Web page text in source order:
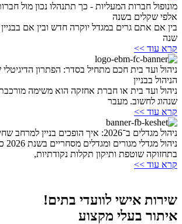
מונופול חברות המעליות - כך תתנהלו נכון מול
אלפי שקלים בשנה
שנה
קרא עוד >>
ניהול ועד בית חכם מתחיל בסדר: הפתרון
הניהול בבניין
ניהול ועד בית או חברת אחזקה הוא משימה
שנהוג לחשוב. מעבר
קרא עוד >>
ניהול מגדלים ב־2026: איך הופכים בניין למרחב שחיים בו טוב
בתחזוקה שוטפת ותיקון תקלות נקודתיות,
קרא עוד >>
שירות אישי לוועדי בתים!
איתור בעלי מקצוע